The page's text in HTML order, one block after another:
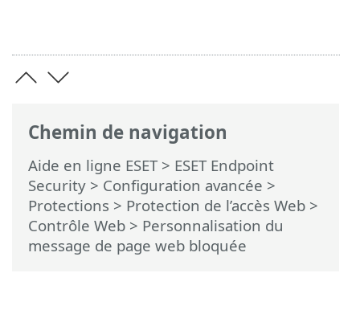
Chemin de navigation
Aide en ligne ESET> ESET Endpoint
Security > Configuration avancée >
Protections > Protection de l’accès Web >
Contrôle Web > Personnalisation du
message de page web bloquée